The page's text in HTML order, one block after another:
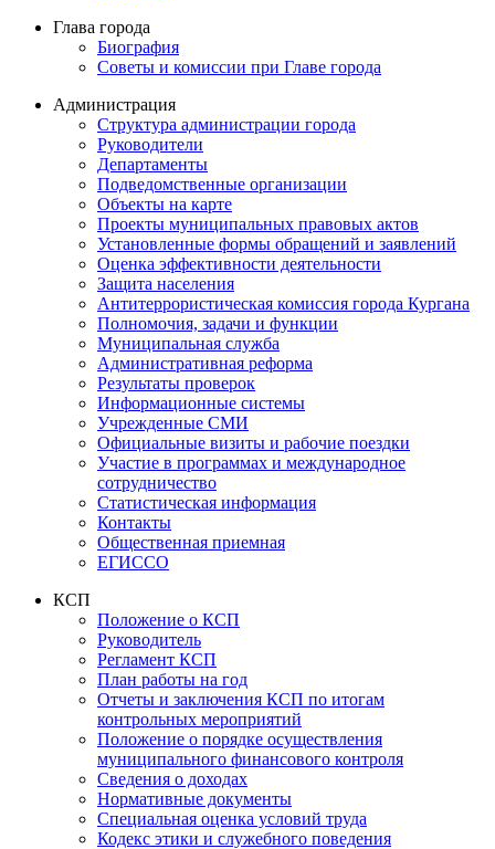
Глава города
Биография
Советы и комиссии при Главе города
Администрация
Структура администрации города
Руководители
Департаменты
Подведомственные организации
Объекты на карте
Проекты муниципальных правовых актов
Установленные формы обращений и заявлений
Оценка эффективности деятельности
Защита населения
Антитеррористическая комиссия города Кургана
Полномочия, задачи и функции
Муниципальная служба
Административная реформа
Результаты проверок
Информационные системы
Учрежденные СМИ
Официальные визиты и рабочие поездки
Участие в программах и международное
сотрудничество
Статистическая информация
Контакты
Общественная приемная
ЕГИССО
КСП
Положение о КСП
Руководитель
Регламент КСП
План работы на год
Отчеты и заключения КСП по итогам
контрольных мероприятий
Положение о порядке осуществления
муниципального финансового контроля
Сведения о доходах
Нормативные документы
Специальная оценка условий труда
Кодекс этики и служебного поведения